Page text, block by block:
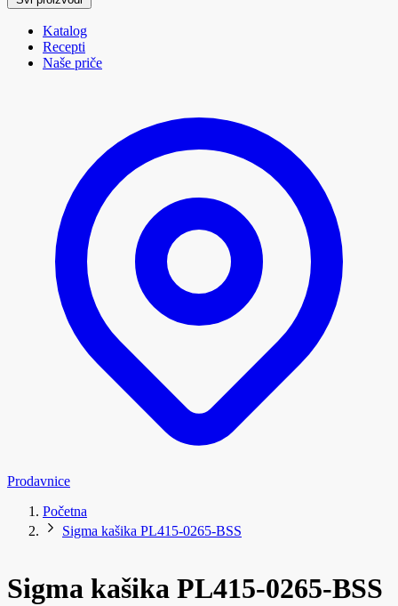
Katalog
Recepti
Naše priče
Prodavnice
Početna
Sigma kašika PL415-0265-BSS
Sigma kašika PL415-0265-BSS